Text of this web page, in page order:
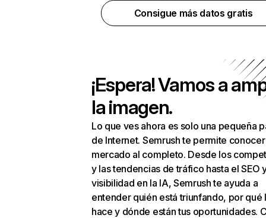
Consigue más datos gratis
¡Espera! Vamos a
la imagen.
Lo que ves ahora es solo una pequeña
de Internet. Semrush te permite
mercado al completo. Desde los
y las tendencias de tráfico hasta el SEO
visibilidad en la IA, Semrush te ayuda a
entender quién está triunfando, por qué
hace y dónde están tus oportunidades.